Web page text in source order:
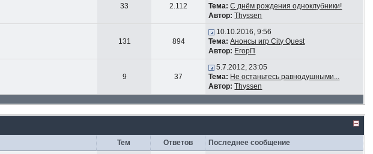
33 2.112
Тема: С днём рождения одноклубники!
Автор: Thyssen
131 894
10.10.2016, 9:56
Тема: Анонсы игр City Quest
Автор: ЕгорП
9 37
5.7.2012, 23:05
Тема: Не останьтесь равнодушными...
Автор: Thyssen
Тем Ответов Последнее сообщение